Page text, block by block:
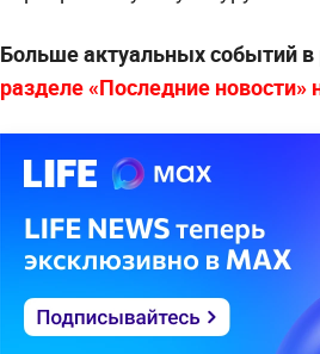
Больше актуальных событий
разделе «Последние новости»